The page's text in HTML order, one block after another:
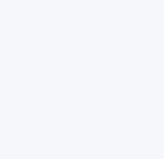
今後も同じ内容
次回の開催につ
ので、ぜひ参加を